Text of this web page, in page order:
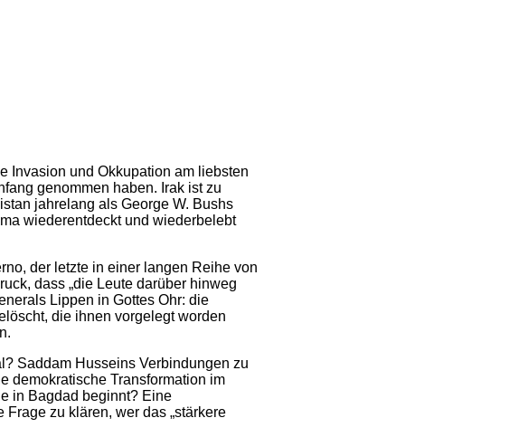
Invasion und Okkupation am liebsten
genommen haben. Irak ist zu
jahrelang als George W. Bushs
wiederentdeckt und wiederbelebt
der letzte in einer langen Reihe von
dass „die Leute darüber hinweg
Lippen in Gottes Ohr: die
die ihnen vorgelegt worden
Saddam Husseins Verbindungen zu
demokratische Transformation im
in Bagdad beginnt? Eine
zu klären, wer das „stärkere